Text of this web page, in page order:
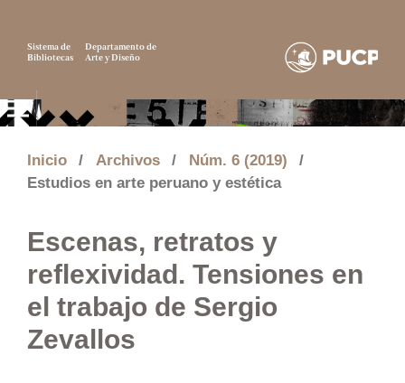
Sistema de
Bibliotecas
Departamento de
Arte y Diseño
Inicio / Archivos / Núm. 6 (2019)
/
Estudios en arte peruano y estética
Escenas, retratos y
reflexividad. Tensiones en
el trabajo de Sergio
Zevallos